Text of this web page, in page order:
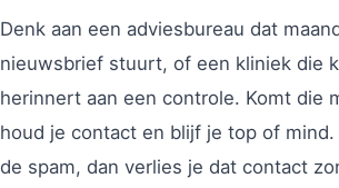
Denk aan een adviesbureau dat
nieuwsbrief stuurt, of een kliniek die
herinnert aan een controle. Komt die
houd je contact en blijf je top of mind.
de spam, dan verlies je dat contact